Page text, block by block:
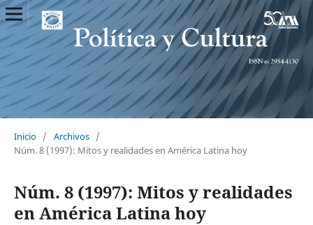
Inicio / Archivos /
Núm. 8 (1997): Mitos y realidades en América Latina hoy
Núm. 8 (1997): Mitos y realidades
en América Latina hoy